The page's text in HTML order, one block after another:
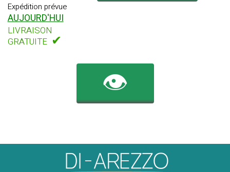
Expédition prévue
AUJOURD'HUI
LIVRAISON
GRATUITE ✔
👁️